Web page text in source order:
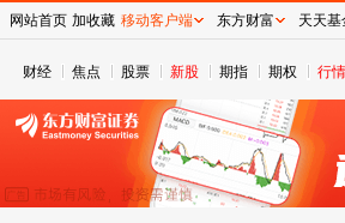
财经 焦点 股票 新股 期指 期权 行情
网站首页 加收藏 移动客户端 东方财富 天天基